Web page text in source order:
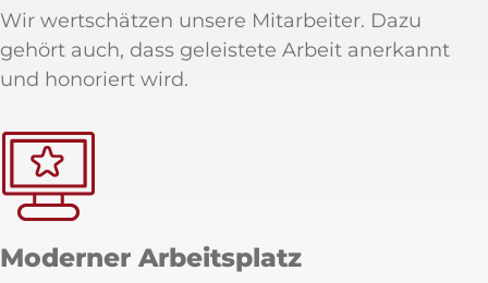
Wir wertschätzen unsere Mitarbeiter. Dazu
gehört auch, dass geleistete Arbeit anerkannt
und honoriert wird.
Moderner Arbeitsplatz